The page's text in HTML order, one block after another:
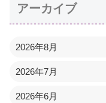
アーカイブ
2026年8月
2026年7月
2026年6月